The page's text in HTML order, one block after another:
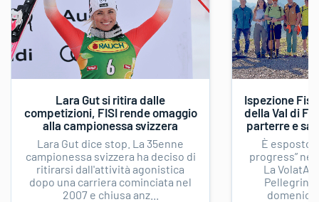
Lara Gut si ritira dalle
competizioni, FISI rende omaggio
alla campionessa svizzera
Lara Gut dice stop. La 35enne
campionessa svizzera ha deciso di
ritirarsi dall'attività agonistica
dopo una carriera cominciata nel
2007 e chiusa anz...
Ispezione Fis
della Val di
parterre e
È esposto
progress”
La VolatA
domenica